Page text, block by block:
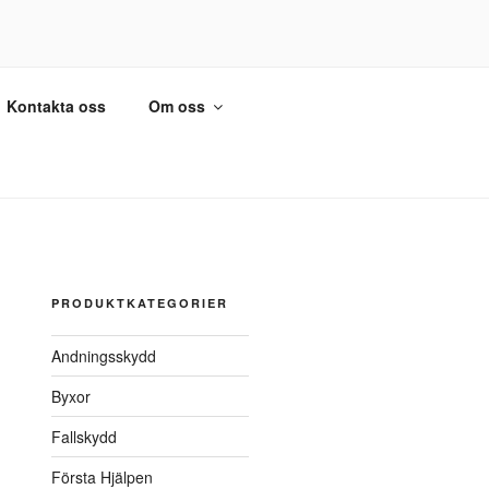
Kontakta oss Om oss
PRODUKTKATEGORIER
Andningsskydd
Byxor
Fallskydd
Första Hjälpen